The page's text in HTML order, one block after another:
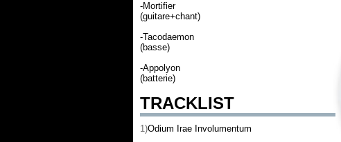
-Mortifier
(guitare+chant)
-Tacodaemon
(basse)
-Appolyon
(batterie)
TRACKLIST
1)Odium Irae Involumentum